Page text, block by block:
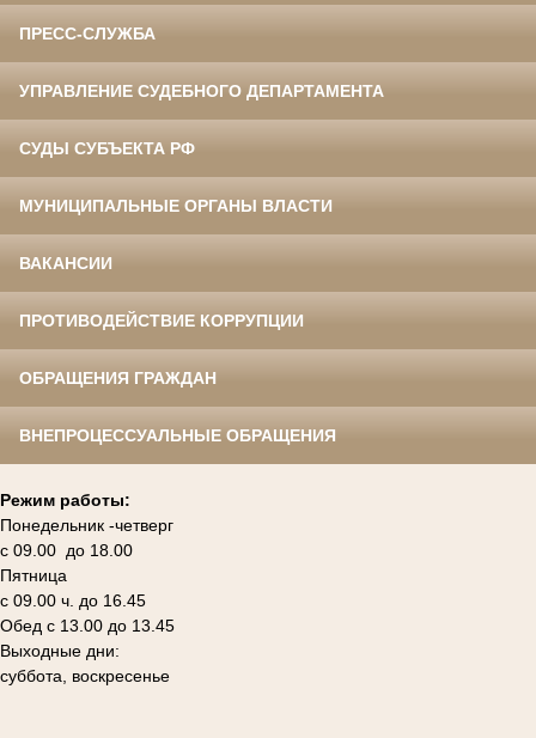
ПРЕСС-СЛУЖБА
УПРАВЛЕНИЕ СУДЕБНОГО ДЕПАРТАМЕНТА
СУДЫ СУБЪЕКТА РФ
МУНИЦИПАЛЬНЫЕ ОРГАНЫ ВЛАСТИ
ВАКАНСИИ
ПРОТИВОДЕЙСТВИЕ КОРРУПЦИИ
ОБРАЩЕНИЯ ГРАЖДАН
ВНЕПРОЦЕССУАЛЬНЫЕ ОБРАЩЕНИЯ
Режим работы:
Понедельник -четверг
с 09.00 до 18.00
Пятница
с 09.00 ч. до 16.45
Обед с 13.00 до 13.45
Выходные дни:
суббота, воскресенье